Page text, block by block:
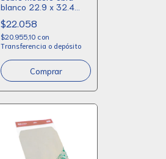
blanco 22.9 x 32.4
$22.058
$20.955,10 con
Transferencia o depósito